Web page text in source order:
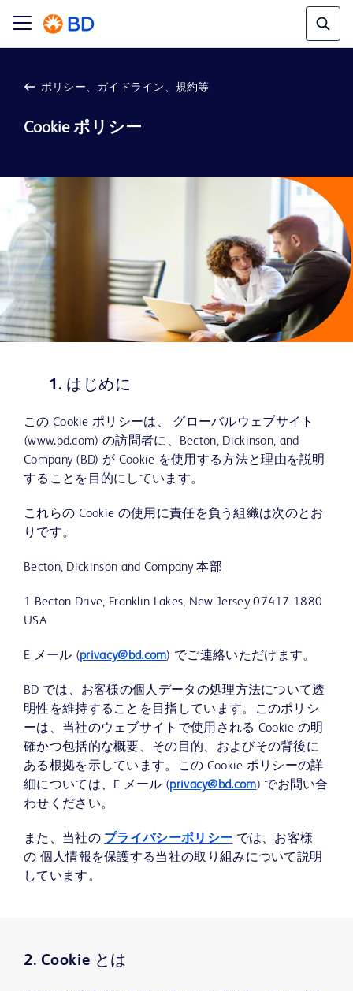
ポリシー、ガイドライン、規約等
Cookie ポリシー
1. はじめに
この Cookie ポリシーは、 グローバルウェブサイト
(www.bd.com) の訪問者に、Becton, Dickinson, and
Company (BD) が Cookie を使用する方法と理由を説明
することを目的にしています。
これらの Cookie の使用に責任を負う組織は次のとお
りです。
Becton, Dickinson and Company 本部
1 Becton Drive, Franklin Lakes, New Jersey 07417-1880
USA
E メール (privacy@bd.com) でご連絡いただけます。
BD では、お客様の個人データの処理方法について透
明性を維持することを目指しています。このポリシ
ーは、当社のウェブサイトで使用される Cookie の明
確かつ包括的な概要、その目的、およびその背後に
ある根拠を示しています。この Cookie ポリシーの詳
細については、E メール (privacy@bd.com) でお問い合
わせください。
また、当社の プライバシーポリシー では、お客様
の 個人情報を保護する当社の取り組みについて説明
しています。
2. Cookie とは